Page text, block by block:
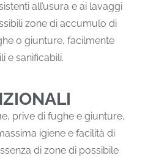
all’usura e ai lavaggi
zone di accumulo di
o giunture, facilmente
e sanificabili.
prive di fughe e giunture,
igiene e facilità di
di zone di possibile